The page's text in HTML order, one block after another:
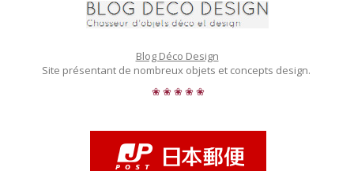
Blog Déco Design
Site présentant de nombreux objets et concepts design.
❀ ❀ ❀ ❀ ❀